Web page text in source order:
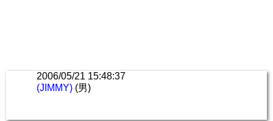
2006/05/21 15:48:37
(JIMMY) (男)